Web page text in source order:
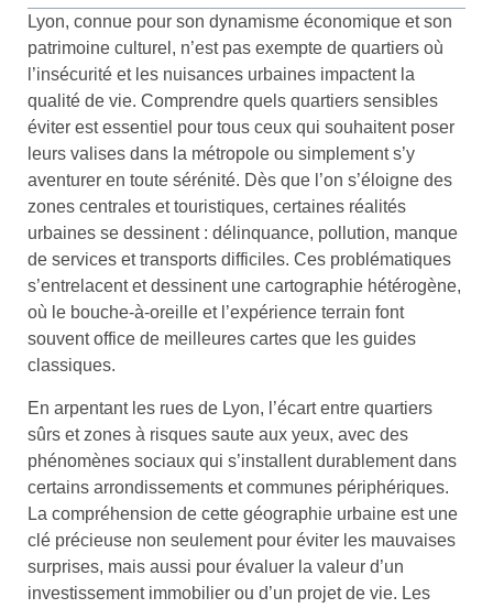
Lyon, connue pour son dynamisme économique et son
patrimoine culturel, n’est pas exempte de quartiers où
l’insécurité et les nuisances urbaines impactent la
qualité de vie. Comprendre quels quartiers sensibles
éviter est essentiel pour tous ceux qui souhaitent poser
leurs valises dans la métropole ou simplement s’y
aventurer en toute sérénité. Dès que l’on s’éloigne des
zones centrales et touristiques, certaines réalités
urbaines se dessinent : délinquance, pollution, manque
de services et transports difficiles. Ces problématiques
s’entrelacent et dessinent une cartographie hétérogène,
où le bouche-à-oreille et l’expérience terrain font
souvent office de meilleures cartes que les guides
classiques.
En arpentant les rues de Lyon, l’écart entre quartiers
sûrs et zones à risques saute aux yeux, avec des
phénomènes sociaux qui s’installent durablement dans
certains arrondissements et communes périphériques.
La compréhension de cette géographie urbaine est une
clé précieuse non seulement pour éviter les mauvaises
surprises, mais aussi pour évaluer la valeur d’un
investissement immobilier ou d’un projet de vie. Les